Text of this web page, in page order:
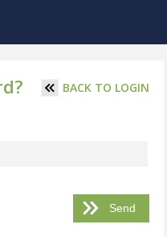
BACK TO LOGIN